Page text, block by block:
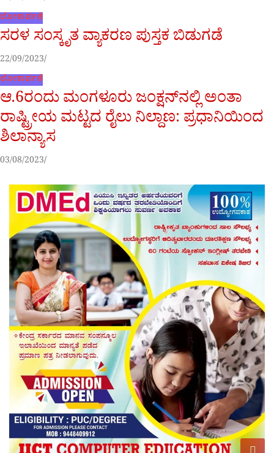
ಲೋಕಾರ್ಪಣೆ
ಸರಳ ಸಂಸ್ಕೃತ ವ್ಯಾಕರಣ ಪುಸ್ತಕ ಬಿಡುಗಡೆ
22/09/2023
ಲೋಕಾರ್ಪಣೆ
ಆ.6ರಂದು ಮಂಗಳೂರು ಜಂಕ್ಷನ್‌ನಲ್ಲಿ ಅಂತಾ
ರಾಷ್ಟ್ರೀಯ ಮಟ್ಟದ ರೈಲು ನಿಲ್ದಾಣ: ಪ್ರಧಾನಿಯಿಂದ
ಶಿಲಾನ್ಯಾಸ
03/08/2023